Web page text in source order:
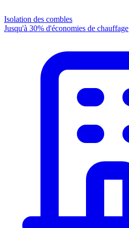
Isolation des combles
Jusqu'à 30% d'économies de chauffage